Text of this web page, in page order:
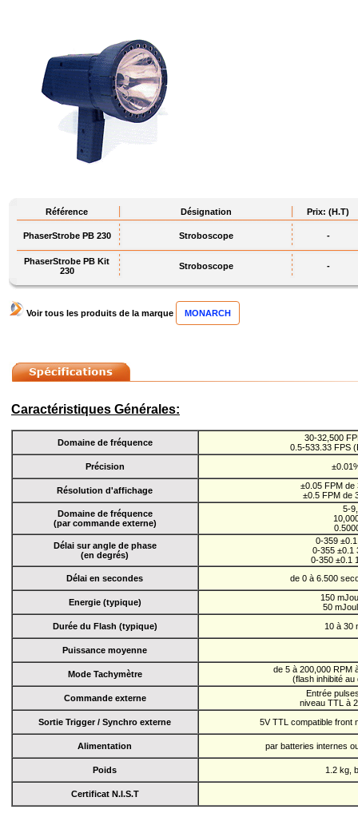
Référence Désignation Prix: (H.T)
PhaserStrobe PB 230 Stroboscope -
PhaserStrobe PB Kit
230
Stroboscope -
Voir tous les produits de la marque MONARCH
Caractéristiques Générales:
Domaine de fréquence
30-32,500
0.5-533.33 FPS
Précision
Résolution d'affichage
±0.05 FPM de
±0.5 FPM de
Domaine de fréquence
(par commande externe)
5-
Délai sur angle de phase
(en degrés)
0-359
0-355 ±0.1
0-350 ±0.1
Délai en secondes
de 0 à 6.500
Energie (typique)
150
50
Durée du Flash (typique)
10 à 30
Puissance moyenne
Mode Tachymètre
de 5 à 200,000 RPM
(flash inhibité
Commande externe
Entrée
niveau TTL à
Sortie Trigger / Synchro externe
5V TTL compatible front
Alimentation par batteries internes
Poids 1.2 kg,
Certificat N.I.S.T